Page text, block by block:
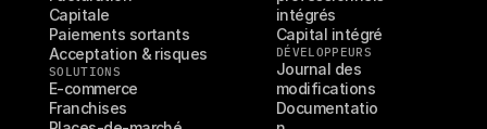
Capitale
Paiements sortants
Acceptation & risques
SOLUTIONS
E-commerce
Franchises
intégrés
Capital intégré
DÉVELOPPEURS
Journal des
modifications
Documentatio